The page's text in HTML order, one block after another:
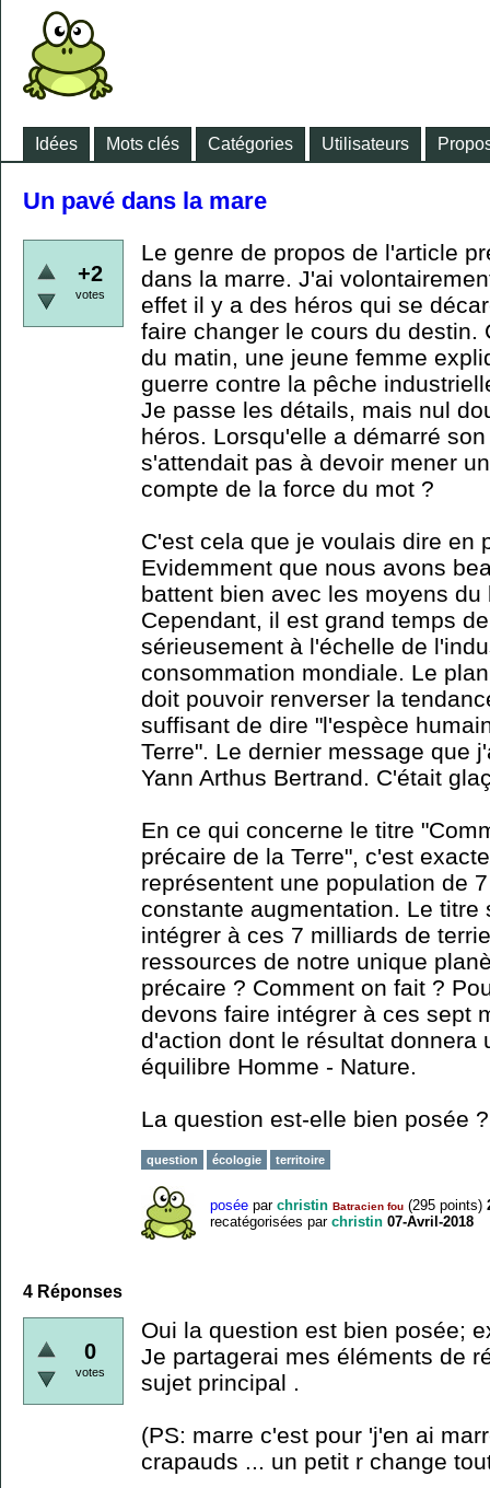
Idées Mots clés Catégories Utilisateurs
Un pavé dans la mare
+2
votes
Le genre de propos de l'article
dans la marre. J'ai
effet il y a des héros qui se
faire changer le cours du destin.
du matin, une jeune femme
guerre contre la pêche
Je passe les détails, mais nul
héros. Lorsqu'elle a démarré
s'attendait pas à devoir mener
compte de la force du mot ?
C'est cela que je voulais dire en
Evidemment que nous avons
battent bien avec les moyens
Cependant, il est grand temps
sérieusement à l'échelle de
consommation mondiale. Le
doit pouvoir renverser la
suffisant de dire "l'espèce
Terre". Le dernier message que
Yann Arthus Bertrand. C'était
En ce qui concerne le titre
précaire de la Terre", c'est
représentent une population de
constante augmentation. Le titre
intégrer à ces 7 milliards de
ressources de notre unique
précaire ? Comment on fait ?
devons faire intégrer à ces sept
d'action dont le résultat donnera
équilibre Homme - Nature.
La question est-elle bien posée ?
question écologie territoire
posée par christin Batracien fou (295 points)
recatégorisées par christin 07-Avril-2018
4 Réponses
0
votes
Oui la question est bien posée;
Je partagerai mes éléments de
sujet principal .
(PS: marre c'est pour 'j'en ai
crapauds ... un petit r change